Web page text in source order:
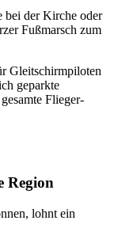
bei der Kirche oder
Fußmarsch zum
Gleitschirmpiloten
geparkte
Flieger-
Region
lohnt ein